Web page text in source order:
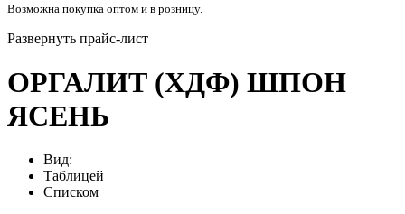
Возможна покупка оптом и в розницу.
Развернуть прайс-лист
ОРГАЛИТ (ХДФ) ШПОН
ЯСЕНЬ
Вид:
Таблицей
Списком